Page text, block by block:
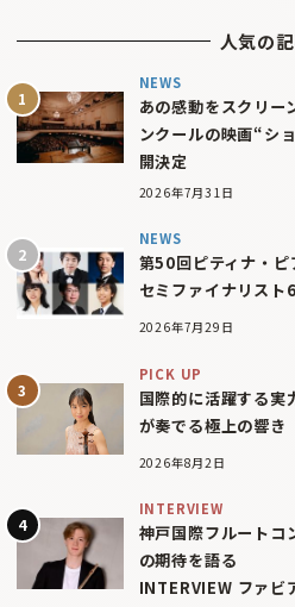
人気の
NEWS
あの感動をスクリー
ンクールの映画“シ
開決定
2026年7月31日
NEWS
第50回ピティナ・ピ
セミファイナリスト
2026年7月29日
PICK UP
国際的に活躍する実
が奏でる極上の響き
2026年8月2日
INTERVIEW
神戸国際フルートコ
の期待を語る
INTERVIEW ファビ